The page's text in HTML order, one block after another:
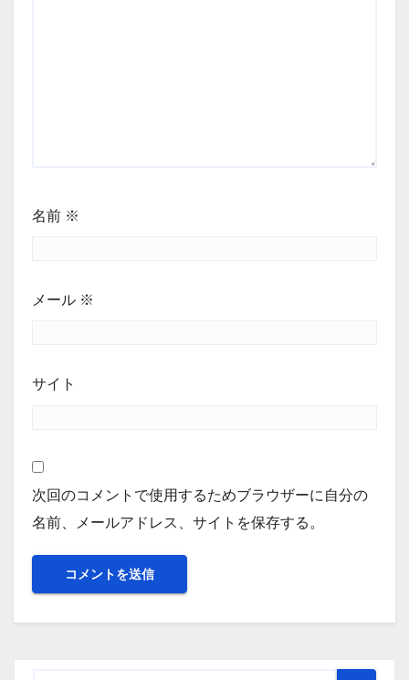
名前 ※
メール ※
サイト
次回のコメントで使用するためブラウザーに自分の
名前、メールアドレス、サイトを保存する。